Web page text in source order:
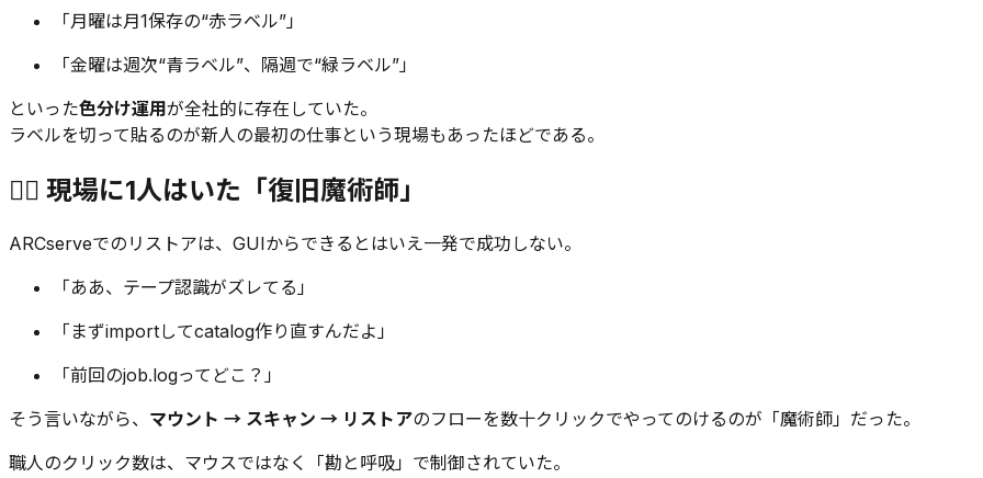
「月曜は月1保存の“赤ラベル”」
「金曜は週次“青ラベル”、隔週で“緑ラベル”」
といった色分け運用が全社的に存在していた。
ラベルを切って貼るのが新人の最初の仕事という現場もあったほどである。
🧙‍♂️ 現場に1人はいた「復旧魔術師」
ARCserveでのリストアは、GUIからできるとはいえ一発で成功しない。
「ああ、テープ認識がズレてる」
「まずimportしてcatalog作り直すんだよ」
「前回のjob.logってどこ？」
そう言いながら、 マウント → スキャン → リストアのフローを数十クリックでやってのけるのが「魔術師」だった。
職人のクリック数は、マウスではなく「勘と呼吸」で制御されていた。